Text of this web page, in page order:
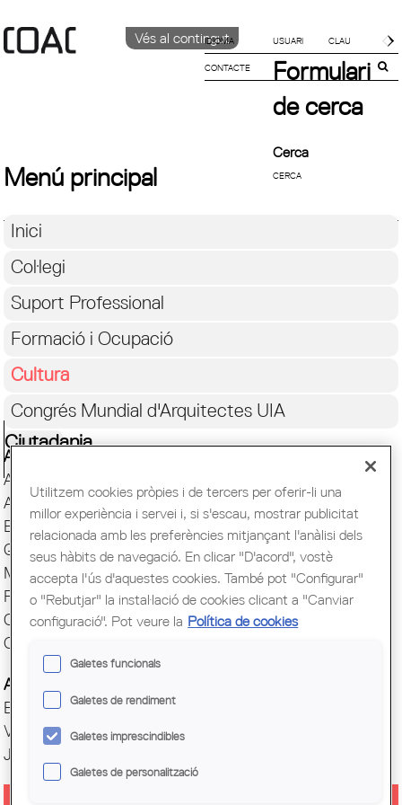
Vés al contingut
IDIOMA
CATALÀ
CONTACTE
Formulari
de cerca
Cerca
Menú principal
Inici
Col·legi
Suport Professional
Formació i Ocupació
Cultura
Congrés Mundial d'Arquitectes UIA
Ciutadania
Actes i Exposicions
Arxiu Històric
Arquitectura catalana
Biblioteca
Quaderns
Mostra d'Arquitectura
Premis Arquitec. Girona
Oficina del Paisatge
Centre Obert d'Arquitectura
Actes COAC
Exposicions COAC
Visites COAC
Jornades
Utilitzem cookies pròpies i de tercers per oferir-li una
millor experiència i servei i, si s'escau, mostrar publicitat
relacionada amb les preferències mitjançant l'anàlisi dels
seus hàbits de navegació. En clicar "D'acord", vostè
accepta l'ús d'aquestes cookies. També pot "Configurar"
o "Rebutjar" la instal·lació de cookies clicant a "Canviar
configuració". Pot veure la Política de cookies
Galetes funcionals
Galetes de rendiment
Galetes imprescindibles
Galetes de personalització